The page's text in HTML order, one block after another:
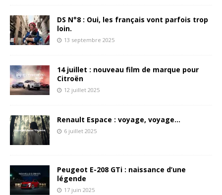
DS N°8 : Oui, les français vont parfois trop
loin.
13 septembre 2025
14 juillet : nouveau film de marque pour
Citroën
12 juillet 2025
Renault Espace : voyage, voyage…
6 juillet 2025
Peugeot E-208 GTi : naissance d’une
légende
17 juin 2025